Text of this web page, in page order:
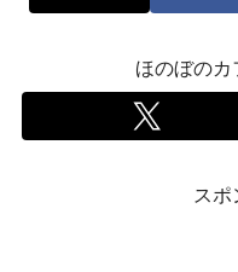
ほのぼのカ
スポ